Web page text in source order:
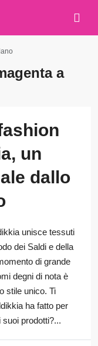
a
un
dallo
unisce tessuti
dei Saldi e della
di grande
degni di nota è
stile unico. Ti
ha fatto per
prodotti?...